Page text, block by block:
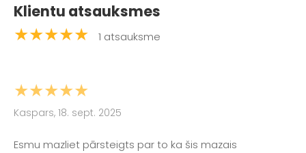
Klientu atsauksmes
★★★★★ 1 atsauksme
★★★★★
Kaspars, 18. sept. 2025
Esmu mazliet pārsteigts par to ka šis mazais